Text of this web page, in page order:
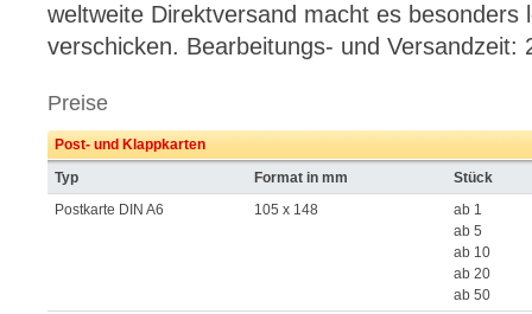
weltweite Direktversand macht es
verschicken. Bearbeitungs- und Versandzeit:
Preise
Post- und Klappkarten
Typ
Format in mm
Stück
Postkarte DIN A6
105 x 148
ab 1
ab 5
ab 10
ab 20
ab 50